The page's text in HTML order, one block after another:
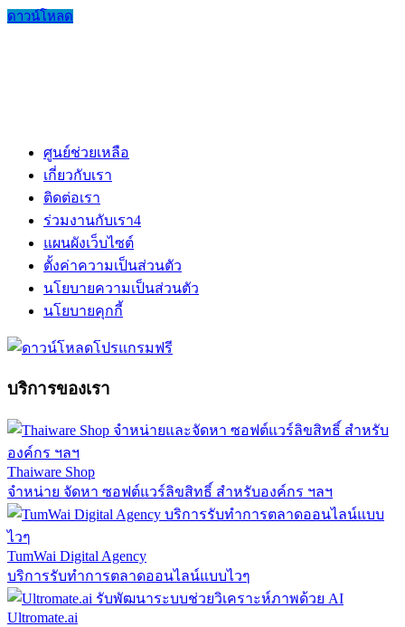
ดาวน์โหลด
ศูนย์ช่วยเหลือ
เกี่ยวกับเรา
ติดต่อเรา
ร่วมงานกับเรา4
แผนผังเว็บไซต์
ตั้งค่าความเป็นส่วนตัว
นโยบายความเป็นส่วนตัว
นโยบายคุกกี้
บริการของเรา
Thaiware Shop
จำหน่าย จัดหา ซอฟต์แวร์ลิขสิทธิ์ สำหรับองค์กร ฯลฯ
TumWai Digital Agency
บริการรับทำการตลาดออนไลน์แบบไวๆ
Ultromate.ai